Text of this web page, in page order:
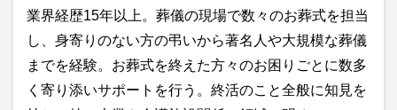
業界経歴15年以上。葬儀の現場で数々のお葬式を担当
し、身寄りのない方の弔いから著名人や大規模な葬儀
までを経験。お葬式を終えた方々のお困りごとに数多
く寄り添いサポートを行う。終活のこと全般に知見を